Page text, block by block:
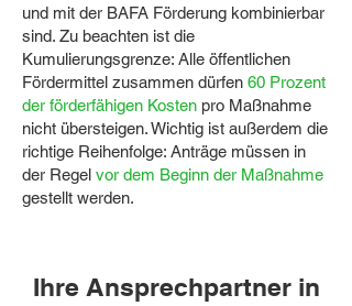
und mit der BAFA Förderung kombinierbar
sind. Zu beachten ist die
Kumulierungsgrenze: Alle öffentlichen
Fördermittel zusammen dürfen 60 Prozent
der förderfähigen Kosten pro Maßnahme
nicht übersteigen. Wichtig ist außerdem die
richtige Reihenfolge: Anträge müssen in
der Regel vor dem Beginn der Maßnahme
gestellt werden.
Ihre Ansprechpartner in